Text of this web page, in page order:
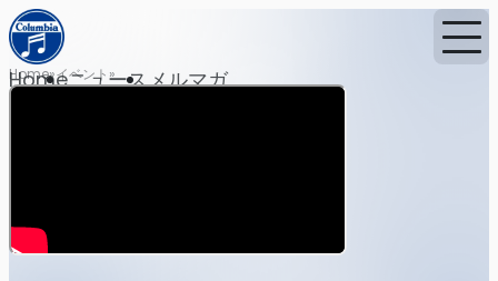
Homeニュースメルマガ
Home イベント